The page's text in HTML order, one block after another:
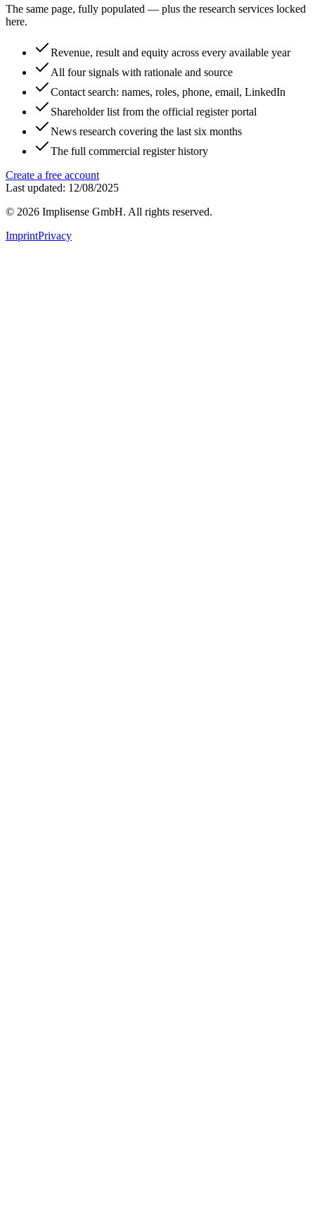
The same page, fully populated — plus the research services locked
here.
Revenue, result and equity across every available year
All four signals with rationale and source
Contact search: names, roles, phone, email, LinkedIn
Shareholder list from the official register portal
News research covering the last six months
The full commercial register history
Create a free account
Last updated: 12/08/2025
© 2026 Implisense GmbH. All rights reserved.
ImprintPrivacy